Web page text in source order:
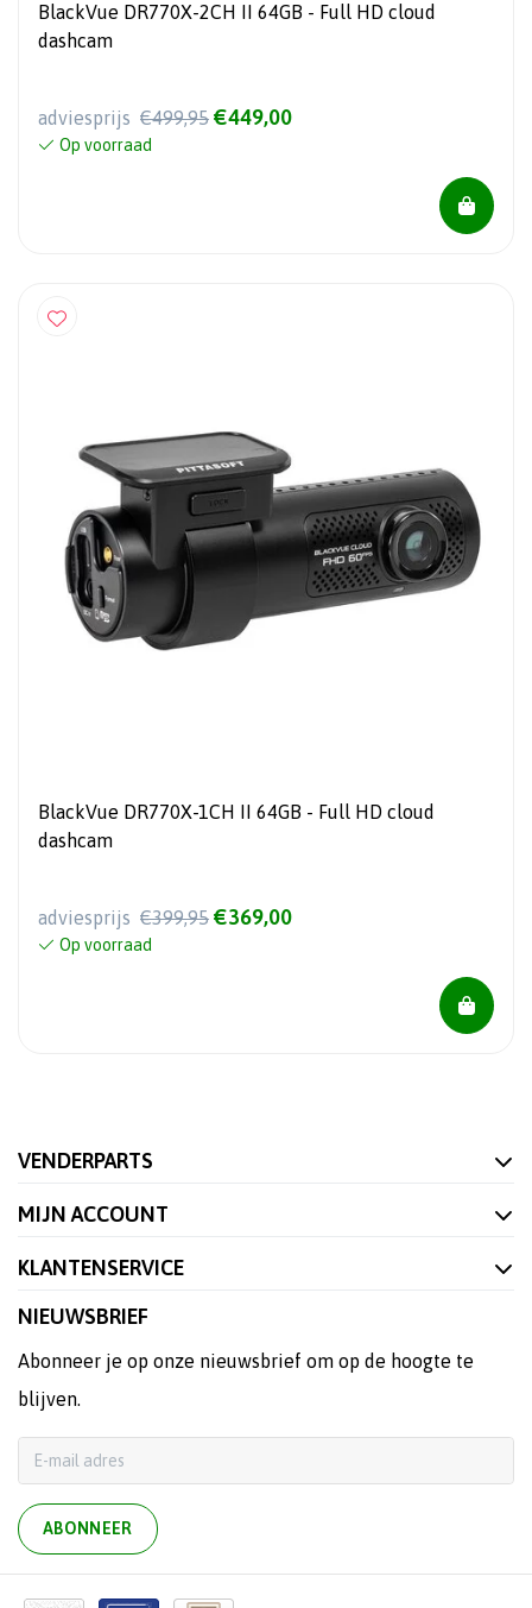
BlackVue DR770X-2CH II 64GB - Full HD cloud
dashcam
adviesprijs €499,95 €449,00
Op voorraad
BlackVue DR770X-1CH II 64GB - Full HD cloud
dashcam
adviesprijs €399,95 €369,00
Op voorraad
VENDERPARTS
MIJN ACCOUNT
KLANTENSERVICE
NIEUWSBRIEF
Abonneer je op onze nieuwsbrief om op de hoogte te
blijven.
ABONNEER